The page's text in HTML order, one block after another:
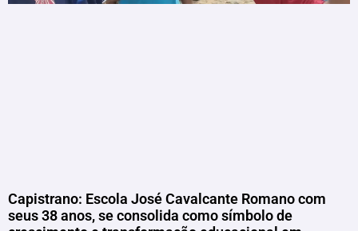
Capistrano: Escola José Cavalcante Romano com
seus 38 anos, se consolida como símbolo de